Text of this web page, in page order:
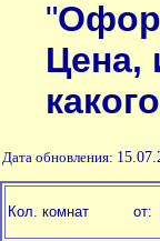
"
Цена,
Дата обновления:
Кол. комнат от: